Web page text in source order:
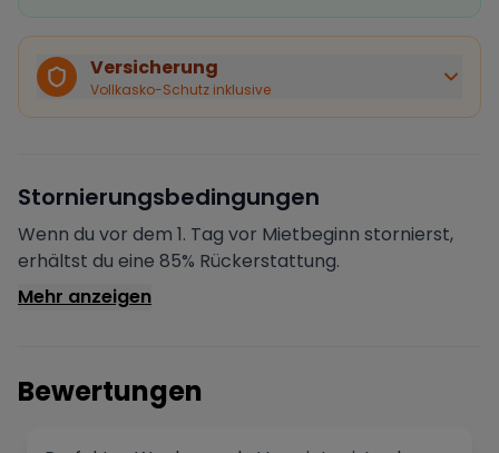
Käuferschutz inklusive
Bei Stornierung durch den Vermieter erhältst du eine
vollständige Rückerstattung.
Sofortige Bestätigung
Sichere Zahlung
Deine Zahlung wird verschlüsselt verarbeitet. Deine
Daten sind geschützt.
Verifizierter Vermieter
verifiziert.
Versicherung
Vollkasko-Schutz inklusive
Stornierungsbedingungen
Wenn du vor dem 1. Tag vor Mietbeginn stornierst,
erhältst du eine 85% Rückerstattung.
Mehr anzeigen
Bewertungen